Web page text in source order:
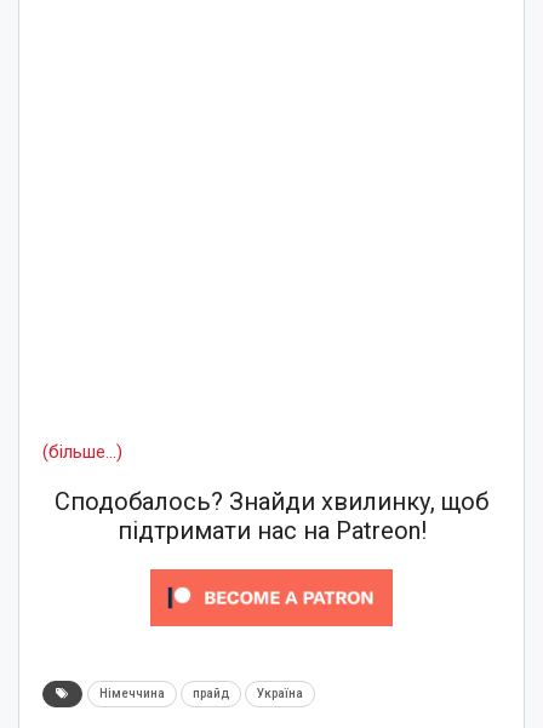
(більше…)
Сподобалось? Знайди хвилинку, щоб
підтримати нас на Patreon!
Німеччина прайд Україна